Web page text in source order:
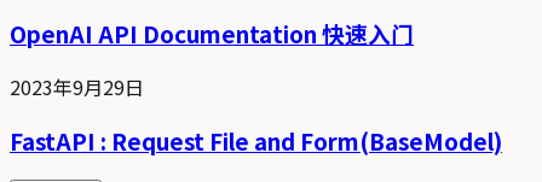
OpenAI API Documentation 快速入门
2023年9月29日
FastAPI : Request File and Form(BaseModel)